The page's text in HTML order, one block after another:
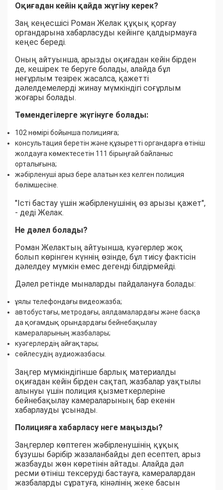
Оқиғадан кейін қайда жүгіну керек?
Заң кеңесшісі Роман Желак құқық қорғау
органдарына хабарласуды кейінге қалдырмауға
кеңес береді.
Оның айтуынша, арызды оқиғадан кейін бірден
де, кешірек те беруге болады, алайда бұл
неғұрлым тезірек жасалса, қажетті
дәлелдемелерді жинау мүмкіндігі соғұрлым
жоғары болады.
Төмендегілерге жүгінуге болады:
102 нөмірі бойынша полицияға;
консультация беретін және құзыретті органдарға өтініш
жолдауға көмектесетін 111 бірыңғай байланыс
орталығына;
жәбірленуші арыз бере алатын кез келген полиция
бөлімшесіне.
"Істі бастау үшін жәбірленушінің өз арызы қажет",
- деді Желак.
Не дәлел болады?
Роман Желактың айтуынша, куәгерлер жоқ
болып көрінген күннің өзінде, бұл тиісу фактісін
дәлелдеу мүмкін емес дегенді білдірмейді.
Дәлел ретінде мыналарды пайдалануға болады:
ұялы телефондағы видеожазба;
автобустағы, метродағы, аялдамалардағы және басқа
да қоғамдық орындардағы бейнебақылау
камераларының жазбалары;
куәгерлердің айғақтары;
сөйлесудің аудиожазбасы.
Заңгер мүмкіндігінше барлық материалды
оқиғадан кейін бірден сақтап, жазбалар уақтылы
алынуы үшін полиция қызметкерлеріне
бейнебақылау камераларының бар екенін
хабарлауды ұсынады.
Полицияға хабарласу неге маңызды?
Заңгерлер көптеген жәбірленушінің құқық
бұзушы бәрібір жазаланбайды деп есептеп, арыз
жазбауды жөн көретінін айтады. Алайда дәл
ресми өтініш тексеруді бастауға, камералардан
жазбаларды сұратуға, кінәлінің жеке басын